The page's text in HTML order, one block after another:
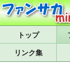
トップ
リンク集